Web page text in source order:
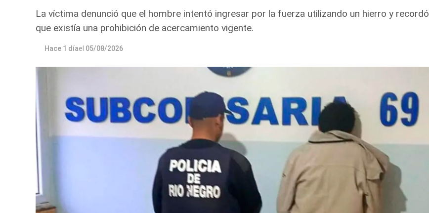
La víctima denunció que el hombre intentó ingresar por la fuerza utilizando un hierro y recordó
que existía una prohibición de acercamiento vigente.
Hace 1 díael 05/08/2026